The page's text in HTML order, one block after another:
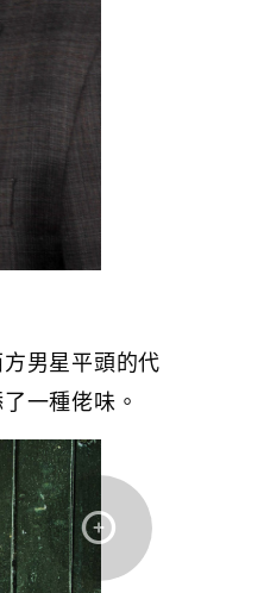
男星平頭的代
一種佬味。